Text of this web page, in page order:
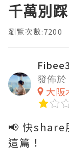
千萬別
瀏覽次數:7200
發佈
大阪
📢 快share
這篇！